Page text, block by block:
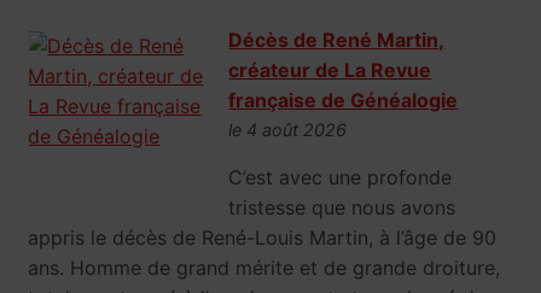
Décès de René Martin,
créateur de La Revue
française de Généalogie
le 4 août 2026
C’est avec une profonde
tristesse que nous avons
appris le décès de René-Louis Martin, à l’âge de 90
ans. Homme de grand mérite et de grande droiture,